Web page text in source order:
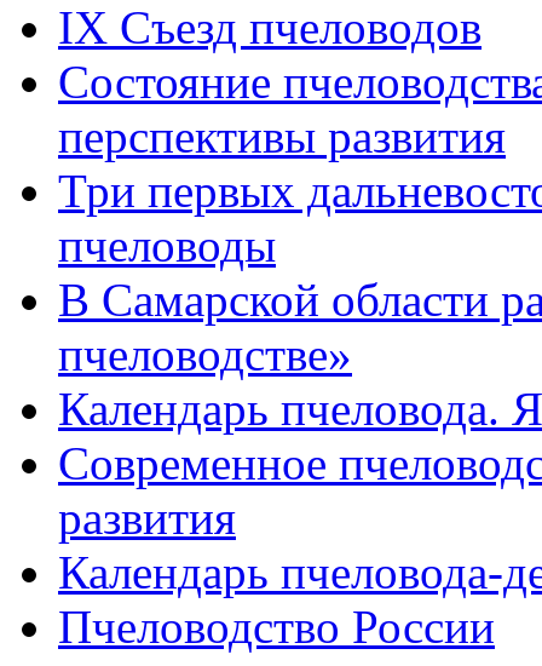
IX Съезд пчеловодов
Состояние
перспективы развития
Три первых
пчеловоды
В Самарской области
пчеловодстве»
Календарь пчеловода.
Современное
развития
Календарь пчеловода-
Пчеловодство России